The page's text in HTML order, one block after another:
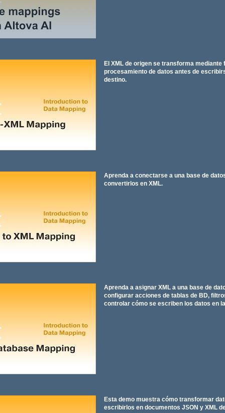
El XML de origen se transforma mediante
procesamiento de datos antes de
destino.
Aprenda a conectarse a una base de
convertirlos en XML.
Aprenda a asignar XML a una base de
configurar acciones de tablas de BD,
controlar cómo se escriben los datos en
Esta demo muestra cómo transformar
escribirlos en documentos JSON y XML